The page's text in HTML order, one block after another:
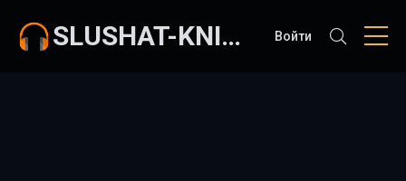
SLUSHAT-KNIGI.COM Войти